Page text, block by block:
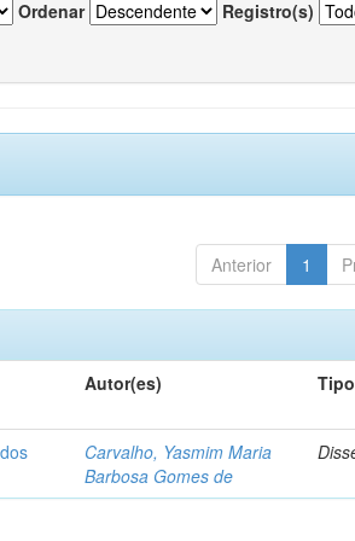
Ordenar Registro(s)
Anterior 1
Autor(es) Tipo
Carvalho, Yasmim Maria
Barbosa Gomes de